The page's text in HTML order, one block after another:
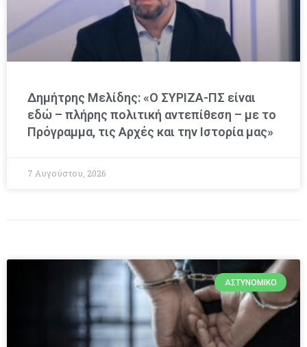
Δημήτρης Μελίδης: «Ο ΣΥΡΙΖΑ-ΠΣ είναι
εδώ – πλήρης πολιτική αντεπίθεση – με το
Πρόγραμμα, τις Αρχές και την Ιστορία μας»
7 Αυγούστου, 2026
ΑΣΤΥΝΟΜΙΚΌ